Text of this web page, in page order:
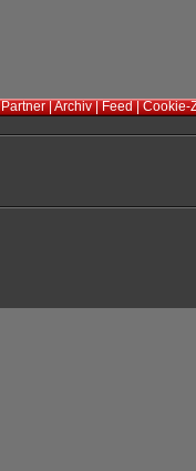
Partner|Archiv|Feed|Cookie-